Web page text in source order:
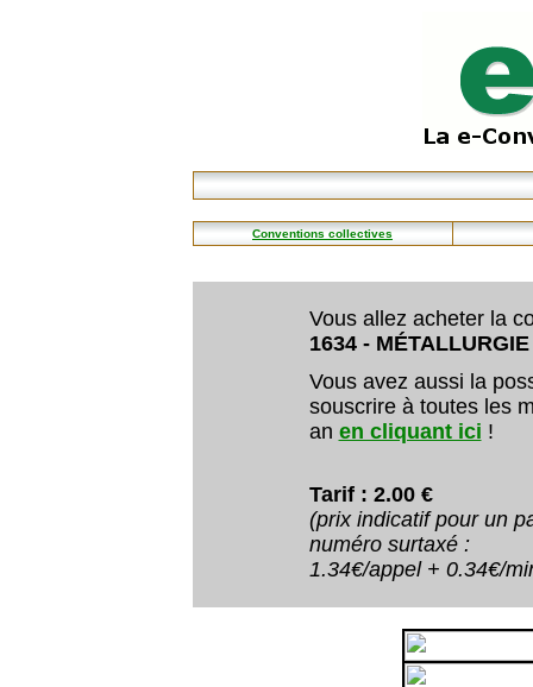
Conventions collectives
Vous allez acheter la
1634 -
Vous avez aussi la
souscrire à toutes les
an en cliquant ici !
Tarif : 2.00 €
(prix indicatif pour un
numéro surtaxé :
1.34€/appel + 0.34€/